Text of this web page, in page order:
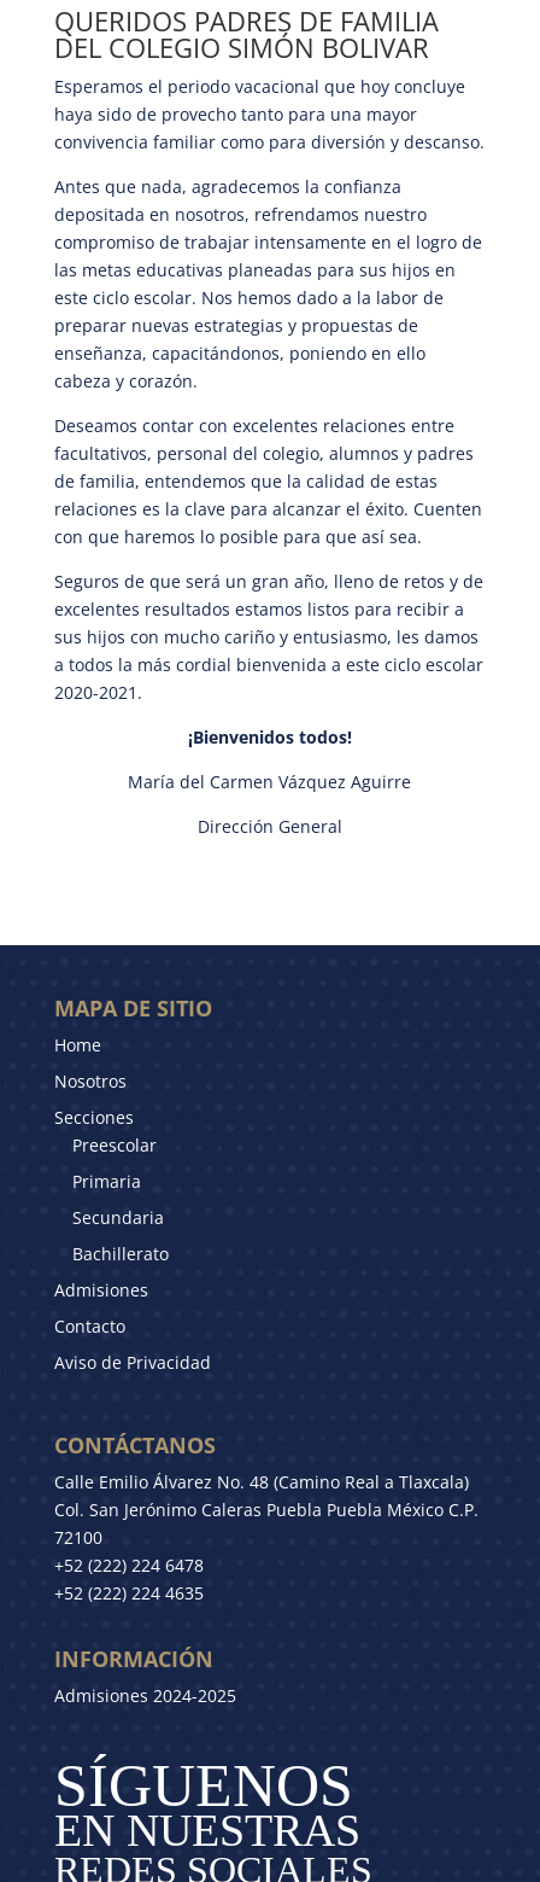
QUERIDOS PADRES DE FAMILIA
DEL COLEGIO SIMÓN BOLIVAR
Esperamos el periodo vacacional que hoy concluye
haya sido de provecho tanto para una mayor
convivencia familiar como para diversión y descanso.
Antes que nada, agradecemos la confianza
depositada en nosotros, refrendamos nuestro
compromiso de trabajar intensamente en el logro de
las metas educativas planeadas para sus hijos en
este ciclo escolar. Nos hemos dado a la labor de
preparar nuevas estrategias y propuestas de
enseñanza, capacitándonos, poniendo en ello
cabeza y corazón.
Deseamos contar con excelentes relaciones entre
facultativos, personal del colegio, alumnos y padres
de familia, entendemos que la calidad de estas
relaciones es la clave para alcanzar el éxito. Cuenten
con que haremos lo posible para que así sea.
Seguros de que será un gran año, lleno de retos y de
excelentes resultados estamos listos para recibir a
sus hijos con mucho cariño y entusiasmo, les damos
a todos la más cordial bienvenida a este ciclo escolar
2020-2021.
¡Bienvenidos todos!
María del Carmen Vázquez Aguirre
Dirección General
MAPA DE SITIO
Home
Nosotros
Secciones
Preescolar
Primaria
Secundaria
Bachillerato
Admisiones
Contacto
Aviso de Privacidad
CONTÁCTANOS
Calle Emilio Álvarez No. 48 (Camino Real a Tlaxcala)
Col. San Jerónimo Caleras Puebla Puebla México C.P.
72100
+52 (222) 224 6478
+52 (222) 224 4635
INFORMACIÓN
Admisiones 2024-2025
SÍGUENOS
EN NUESTRAS
REDES SOCIALES